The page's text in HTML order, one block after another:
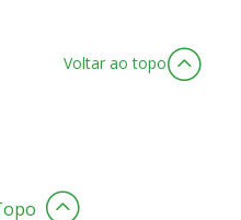
Voltar ao topo